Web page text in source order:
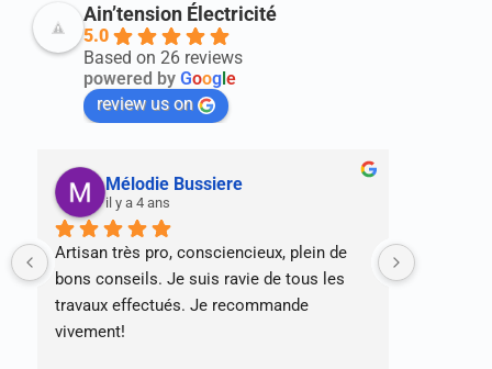
Ain’tension Électricité
5.0
Based on 26 reviews
powered by Google
review us on
jerome rascle
il y a 4 ans
De très bons conseils et un travail très
sérieux et efficace. Yann est un excellent
professionnel.